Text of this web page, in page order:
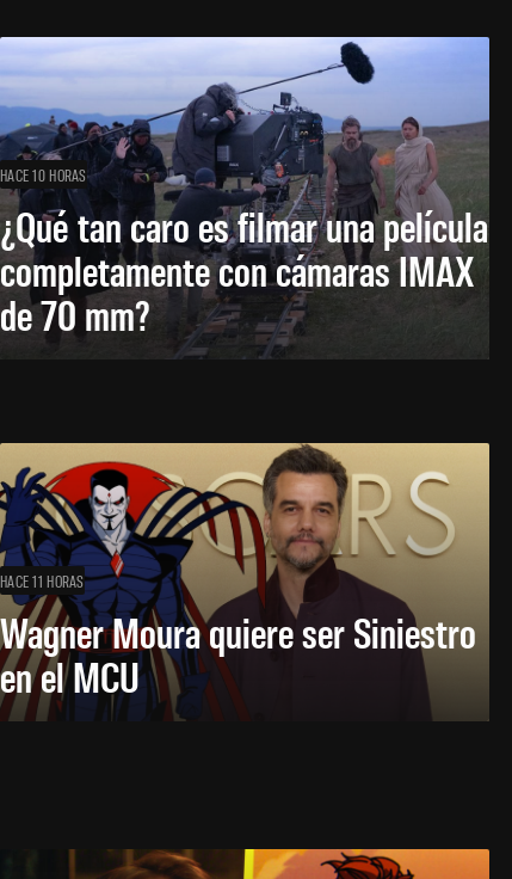
HACE 10 HORAS
¿Qué tan caro es filmar una película
completamente con cámaras IMAX
de 70 mm?
HACE 11 HORAS
Wagner Moura quiere ser Siniestro
en el MCU